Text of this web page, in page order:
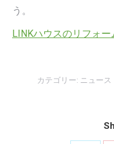
う。
LINKハウスのリフォー
カテゴリー: ニュース